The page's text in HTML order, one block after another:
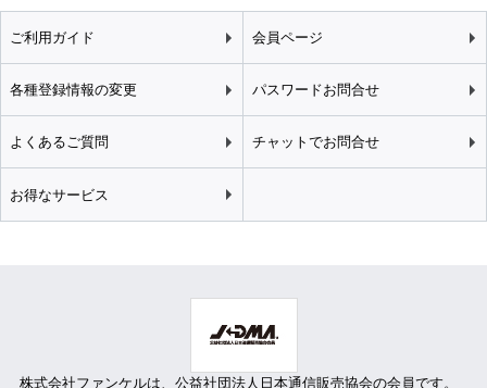
ご利用ガイド 会員ページ
各種登録情報の変更 パスワードお問合せ
よくあるご質問 チャットでお問合せ
お得なサービス
株式会社ファンケルは、 公益社団法人日本通信販売協会の会員です。